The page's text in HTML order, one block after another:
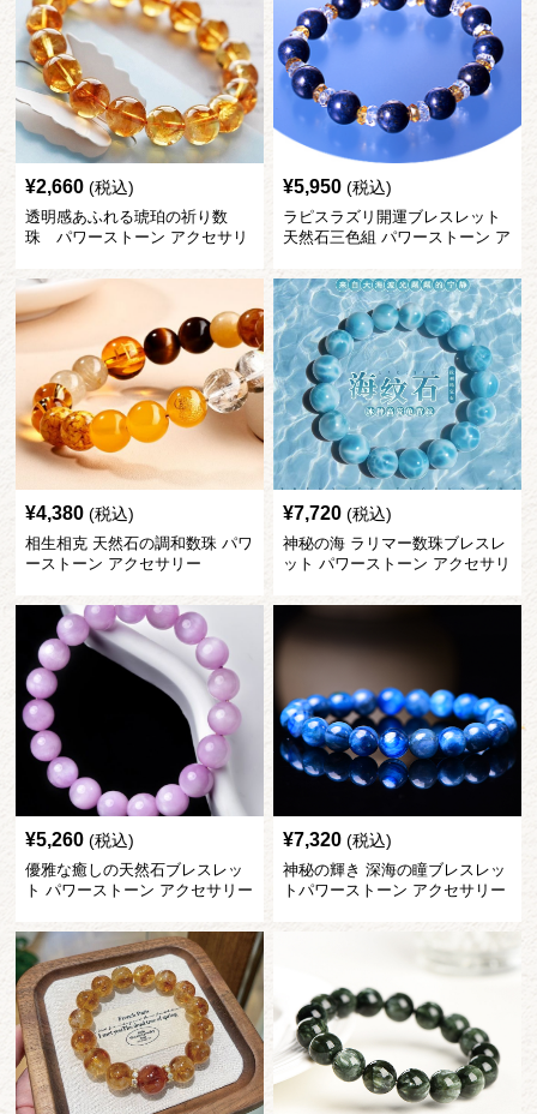
¥2,660 (税込)
透明感あふれる琥珀の祈り数
珠 パワーストーン アクセサリ
¥5,950 (税込)
ラピスラズリ開運ブレスレット
天然石三色組 パワーストーン ア
¥4,380 (税込)
相生相克 天然石の調和数珠 パワ
ーストーン アクセサリー
¥7,720 (税込)
神秘の海 ラリマー数珠ブレスレ
ット パワーストーン アクセサリ
¥5,260 (税込)
優雅な癒しの天然石ブレスレッ
ト パワーストーン アクセサリー
¥7,320 (税込)
神秘の輝き 深海の瞳ブレスレッ
トパワーストーン アクセサリー